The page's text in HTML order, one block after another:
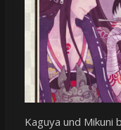
Kaguya und Mikuni